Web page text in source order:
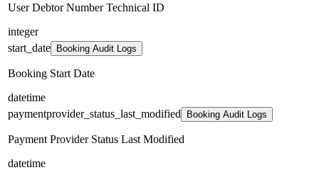
User Debtor Number Technical ID
integer
start_date
Booking Audit Logs
Booking Start Date
datetime
paymentprovider_status_last_modified
Booking Audit Logs
Payment Provider Status Last Modified
datetime